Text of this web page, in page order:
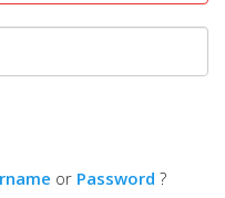
or Password ?